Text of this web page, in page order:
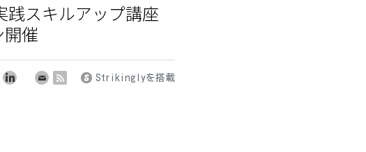
践スキルアップ講座
催
Strikinglyを搭載